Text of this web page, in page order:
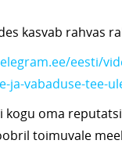
kasvab rahvas
eesti/
ja-vabaduse-tee-
kogu oma
toimuvale